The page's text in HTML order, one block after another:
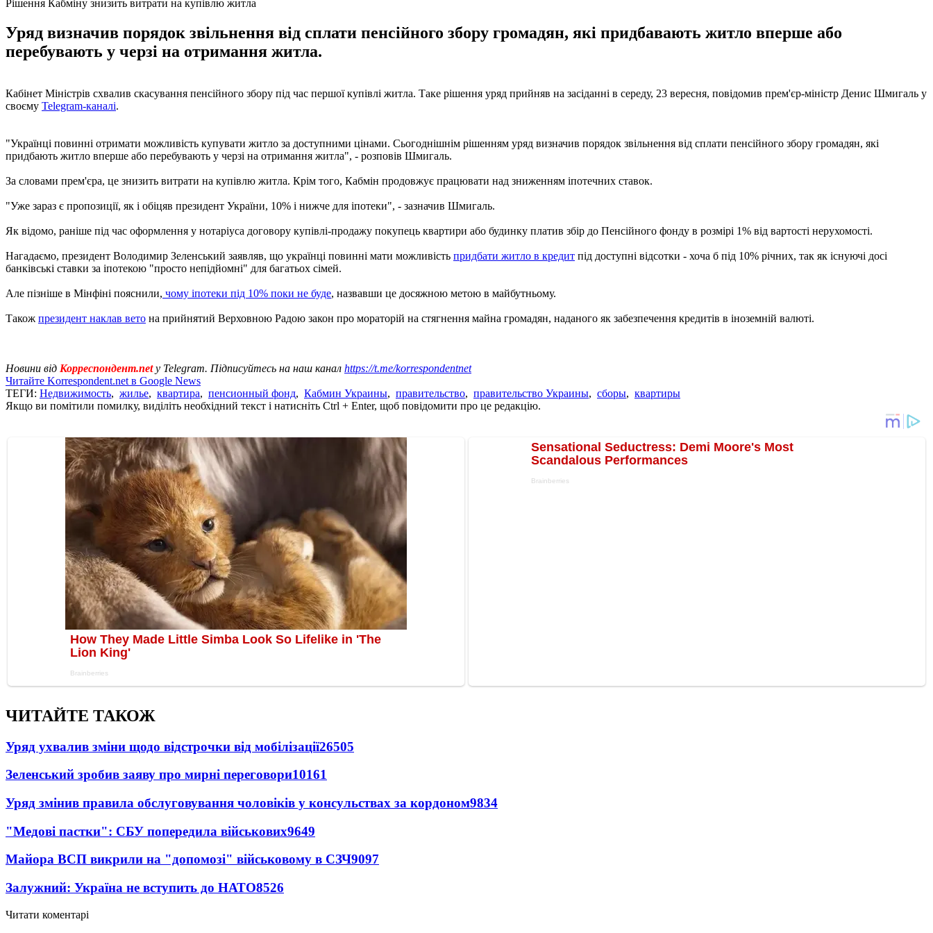
Рішення Кабміну знизить витрати на купівлю житла
Уряд визначив порядок звільнення від сплати пенсійного збору громадян, які придбавають житло вперше або
перебувають у черзі на отримання житла.
Кабінет Міністрів схвалив скасування пенсійного збору під час першої купівлі житла. Таке рішення уряд прийняв на засіданні в середу, 23 вересня, повідомив прем'єр-міністр Денис Шмигаль у
своєму Telegram-каналі.
"Українці повинні отримати можливість купувати житло за доступними цінами. Сьогоднішнім рішенням уряд визначив порядок звільнення від сплати пенсійного збору громадян, які
придбають житло вперше або перебувають у черзі на отримання житла", - розповів Шмигаль.
За словами прем'єра, це знизить витрати на купівлю житла. Крім того, Кабмін продовжує працювати над зниженням іпотечних ставок.
"Уже зараз є пропозиції, як і обіцяв президент України, 10% і нижче для іпотеки", - зазначив Шмигаль.
Як відомо, раніше під час оформлення у нотаріуса договору купівлі-продажу покупець квартири або будинку платив збір до Пенсійного фонду в розмірі 1% від вартості нерухомості.
Нагадаємо, президент Володимир Зеленський заявляв, що українці повинні мати можливість придбати житло в кредит під доступні відсотки - хоча б під 10% річних, так як існуючі досі
банківські ставки за іпотекою "просто непідйомні" для багатьох сімей.
Але пізніше в Мінфіні пояснили, чому іпотеки під 10% поки не буде, назвавши це досяжною метою в майбутньому.
Також президент наклав вето на прийнятий Верховною Радою закон про мораторій на стягнення майна громадян, наданого як забезпечення кредитів в іноземній валюті.
Новини від Корреспондент.netу Telegram. Підписуйтесь на наш канал https://t.me/korrespondentnet
Читайте Korrespondent.net в Google News
ТЕГИ: Недвижимость, жилье, квартира, пенсионный фонд, Кабмин Украины, правительство, правительство Украины, сборы, квартиры
Якщо ви помітили помилку, виділіть необхідний текст і натисніть Ctrl + Enter, щоб повідомити про це редакцію.
ЧИТАЙТЕ ТАКОЖ
Уряд ухвалив зміни щодо відстрочки від мобілізації26505
Зеленський зробив заяву про мирні переговори10161
Уряд змінив правила обслуговування чоловіків у консульствах за кордоном9834
"Медові пастки": СБУ попередила військових9649
Майора ВСП викрили на "допомозі" військовому в СЗЧ9097
Залужний: Україна не вступить до НАТО8526
Читати коментарі